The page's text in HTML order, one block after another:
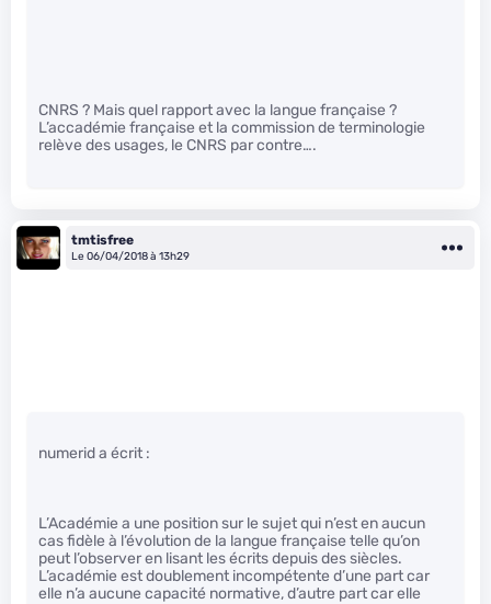
CNRS ? Mais quel rapport avec la langue française ?
L’accadémie française et la commission de terminologie
relève des usages, le CNRS par contre….
tmtisfree
Le 06/04/2018 à 13h29
numerid a écrit :
L’Académie a une position sur le sujet qui n’est en aucun
cas fidèle à l’évolution de la langue française telle qu’on
peut l’observer en lisant les écrits depuis des siècles.
L’académie est doublement incompétente d’une part car
elle n’a aucune capacité normative, d’autre part car elle